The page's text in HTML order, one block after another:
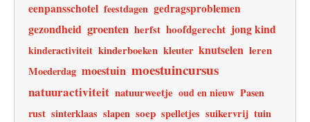
eenpansschotel feestdagen gedragsproblemen
gezondheid groenten herfst hoofdgerecht jong kind
kinderactiviteit kinderboeken kleuter knutselen leren
Moederdag moestuin moestuincursus
natuuractiviteit natuurweetje oud en nieuw Pasen
rust sinterklaas slapen soep spelletjes suikervrij tuin